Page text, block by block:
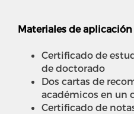
Materiales de aplicación
Certificado de
de doctorado
Dos cartas de
académicos en un
Certificado de